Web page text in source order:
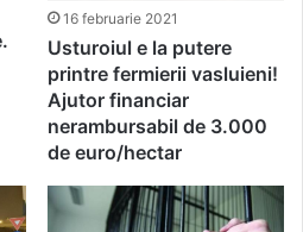
16 februarie 2021
Usturoiul e la putere
printre fermierii vasluieni!
Ajutor financiar
nerambursabil de 3.000
de euro/hectar